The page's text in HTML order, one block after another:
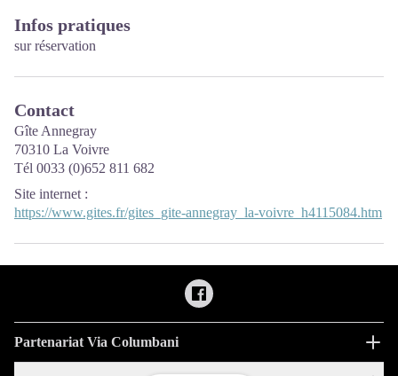
Infos pratiques
sur réservation
Contact
Gîte Annegray
70310 La Voivre
Tél 0033 (0)652 811 682
Site internet :
https://www.gites.fr/gites_gite-annegray_la-voivre_h4115084.htm
Partenariat Via Columbani